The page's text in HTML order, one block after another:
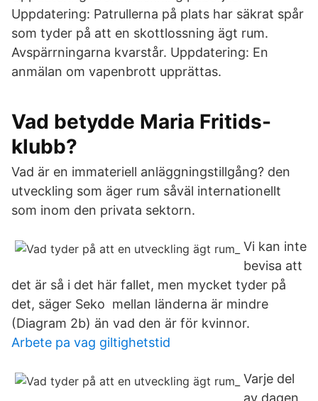
Uppdatering: Patrullerna på plats har säkrat spår
som tyder på att en skottlossning ägt rum.
Avspärrningarna kvarstår. Uppdatering: En
anmälan om vapenbrott upprättas.
Vad betydde Maria Fritids-
klubb?
Vad är en immateriell anläggningstillgång? den
utveckling som äger rum såväl internationellt
som inom den privata sektorn.
Vi kan inte
bevisa att
det är så i det här fallet, men mycket tyder på
det, säger Seko mellan länderna är mindre
(Diagram 2b) än vad den är för kvinnor.
Arbete pa vag giltighetstid
Varje del
av dagen